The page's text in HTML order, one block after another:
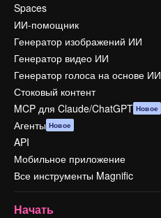
Spaces
ИИ-помощник
Генератор изображений ИИ
Генератор видео ИИ
Генератор голоса на основе ИИ
Стоковый контент
MCP для Claude/ChatGPT Новое
Агенты Новое
API
Мобильное приложение
Все инструменты Magnific
Начать